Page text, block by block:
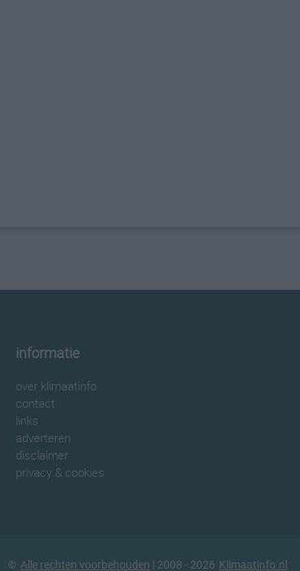
informatie
over klimaatinfo
contact
links
adverteren
disclaimer
privacy & cookies
© Alle rechten voorbehouden | 2008 - 2026 Klimaatinfo.nl